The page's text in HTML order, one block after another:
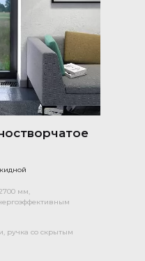
мм,
ручка со скрытым